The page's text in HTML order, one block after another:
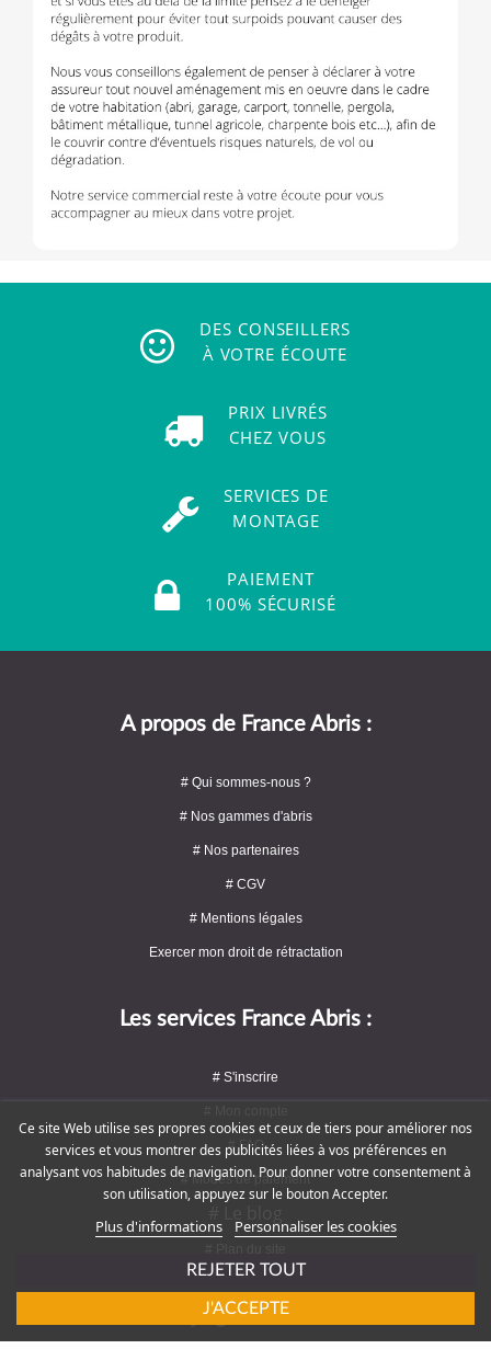
DES CONSEILLERS
À VOTRE ÉCOUTE
PRIX LIVRÉS
CHEZ VOUS
SERVICES DE
MONTAGE
PAIEMENT
100% SÉCURISÉ
A propos de France Abris :
# Qui sommes-nous ?
# Nos gammes d'abris
# Nos partenaires
# CGV
# Mentions légales
Exercer mon droit de rétractation
Les services France Abris :
# S'inscrire
# FAQ
# Modes de paiement
Rejoignez-nous !
Ce site Web utilise ses propres cookies et ceux de tiers pour améliorer nos
services et vous montrer des publicités liées à vos préférences en
analysant vos habitudes de navigation. Pour donner votre consentement à
son utilisation, appuyez sur le bouton Accepter.
Plus d'informations Personnaliser les cookies
REJETER TOUT
J'ACCEPTE